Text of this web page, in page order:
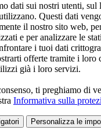
dati sui nostri utenti, sul
Questi dati
il nostro sito web,
e per analizzare le
i tuoi dati
offerte tramite i loro
già i loro servizi.
ti preghiamo di
Informativa sulla
Personalizza le